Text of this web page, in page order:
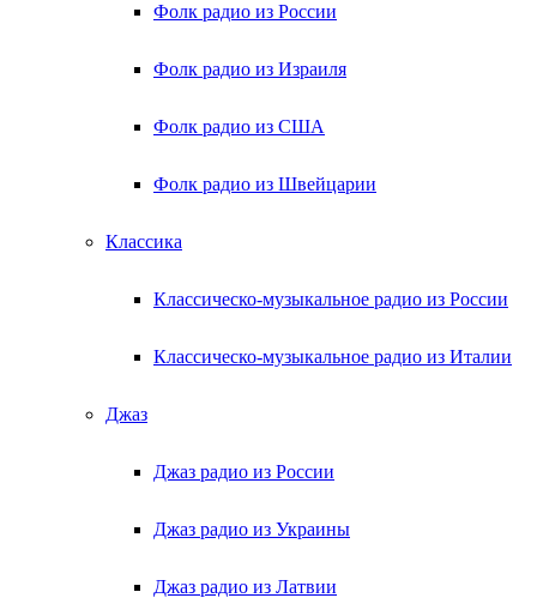
Фолк радио из России
Фолк радио из Израиля
Фолк радио из США
Фолк радио из Швейцарии
Классика
Классическо-музыкальное радио из России
Классическо-музыкальное радио из Италии
Джаз
Джаз радио из России
Джаз радио из Украины
Джаз радио из Латвии